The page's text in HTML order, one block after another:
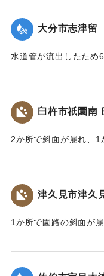
大分市志津留
水道管が流出したため
臼杵市祇園南
2か所で斜面が崩れ、1
｜固有コード:01204080
津久見市津久
1か所で園路の斜面が
｜固有コード:01204081